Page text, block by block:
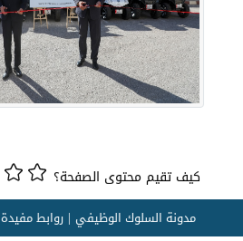
كيف تقيم محتوى الصفحة؟
مدونة السلوك الوظيفي روابط مفيدة